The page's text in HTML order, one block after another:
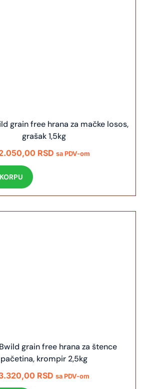
grain free hrana za mačke losos,
grašak 1,5kg
RSD sa PDV-om
grain free hrana za štence
pačetina, krompir 2,5kg
RSD sa PDV-om